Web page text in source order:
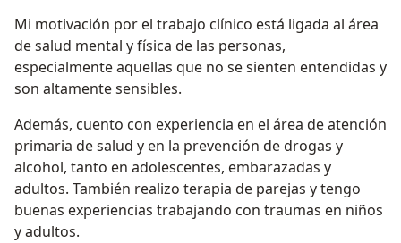
Mi motivación por el trabajo clínico está ligada al área
de salud mental y física de las personas,
especialmente aquellas que no se sienten entendidas y
son altamente sensibles.
Además, cuento con experiencia en el área de atención
primaria de salud y en la prevención de drogas y
alcohol, tanto en adolescentes, embarazadas y
adultos. También realizo terapia de parejas y tengo
buenas experiencias trabajando con traumas en niños
y adultos.